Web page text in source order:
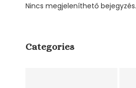
Nincs megjeleníthető bejegyzés.
Categories